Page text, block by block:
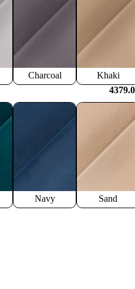
Charcoal
Khaki
Navy Sand